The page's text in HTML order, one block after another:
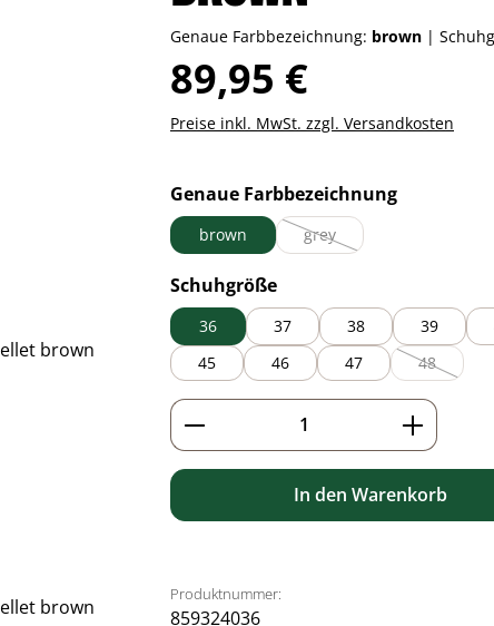
Genaue Farbbezeichnung: brown |
Regulärer Preis:
89,95 €
Preise inkl. MwSt. zzgl. Versandkosten
Genaue Farbbezeichnungauswählen
brown grey
(Diese Option ist zurzeit
Schuhgrößeauswählen
36 37 38 39
45
46 47 48
(Diese
Produkt Anzahl: Gib den
In den Warenkorb
Produktnummer:
859324036